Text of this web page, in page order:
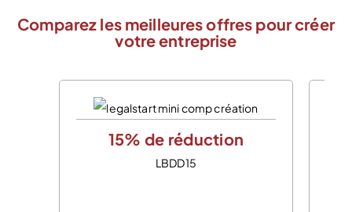
Comparez les meilleures offres pour créer
votre entreprise
15% de réduction
LBDD15